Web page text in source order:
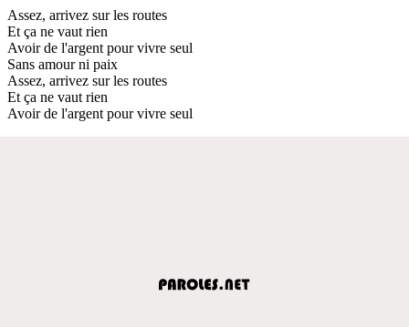
Assez, arrivez sur les routes
Et ça ne vaut rien
Avoir de l'argent pour vivre seul
Sans amour ni paix
Assez, arrivez sur les routes
Et ça ne vaut rien
Avoir de l'argent pour vivre seul